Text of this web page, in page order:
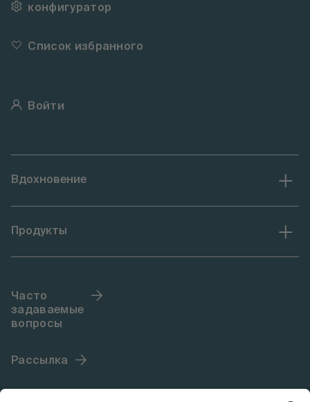
конфигуратор
Список избранного
Войти
Вдохновение
Продукты
Часто
задаваемые
вопросы
Рассылка